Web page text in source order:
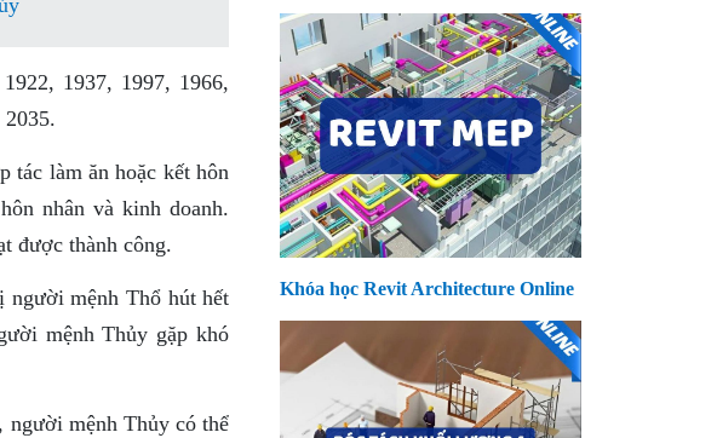
1937, 1997, 1966,
tác làm ăn hoặc kết hôn
nhân và kinh doanh.
được thành công.
người mệnh Thổ hút hết
mệnh Thủy gặp khó
người mệnh Thủy có thể
Khóa học Revit Architecture Online